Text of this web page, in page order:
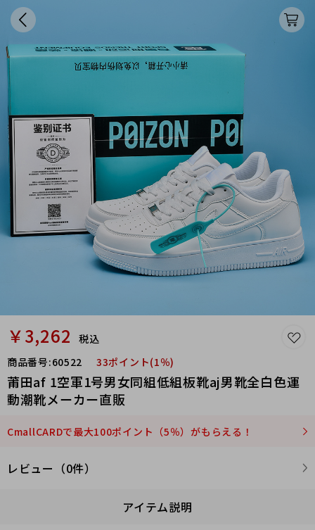
￥3,262
税込
商品番号:60522 33ポイント(1％)
莆田af 1空軍1号男女同組低組板靴aj男靴全白色運
動潮靴メーカー直販
CmallCARDで最大100ポイント（5％）がもらえる！
レビュー（0件）
アイテム説明